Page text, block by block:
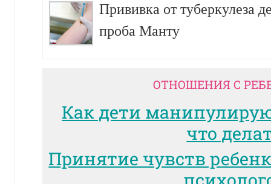
Прививка от туберкулеза
проба Манту
ОТНОШЕНИЯ С
Как дети
что
Принятие чувств